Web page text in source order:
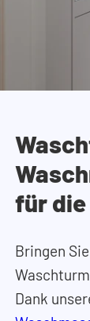
für
Bringen
Dank